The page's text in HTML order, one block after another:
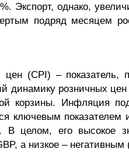
Экспорт, однако,
подряд месяцем
цен (CPI) –
динамику розничных
корзины. Инфляция
ключевым
В целом, его высокое
а низкое –